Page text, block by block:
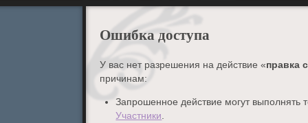
Ошибка доступа
У вас нет разрешения на действие «правка
причинам:
Запрошенное действие могут выполнять
Участники